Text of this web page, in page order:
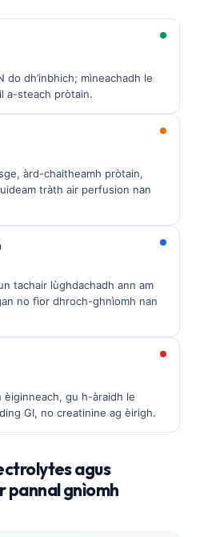
do dh’inbhich; mìneachadh le
a-steach pròtain.
àrd-chaitheamh pròtain,
tràth air perfusion nan
tachair lùghdachadh ann am
no fìor dhroch-ghnìomh nan
èiginneach, gu h-àraidh le
GI, no creatinine ag èirigh.
agus
pannal gnìomh